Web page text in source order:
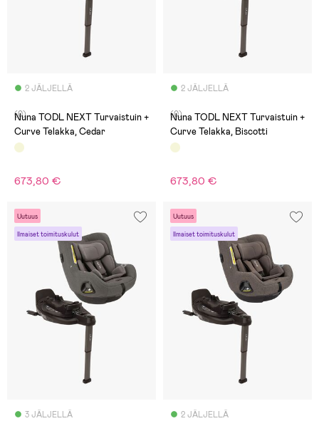
2 JÄLJELLÄ
(0)
Nuna TODL NEXT Turvaistuin +
Curve Telakka, Cedar
673,80 €
2 JÄLJELLÄ
(0)
Nuna TODL NEXT Turvaistuin +
Curve Telakka, Biscotti
673,80 €
Uutuus
Ilmaiset toimituskulut
3 JÄLJELLÄ
Uutuus
Ilmaiset toimituskulut
2 JÄLJELLÄ